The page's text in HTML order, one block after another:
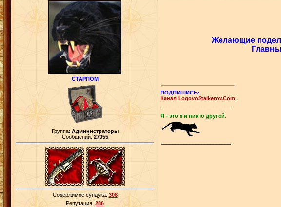
СТАРПОМ
Группа: Администраторы
Сообщений: 27055
Содержимое сундука: 308
Репутация: 286
Желающие
ПОДПИШИСЬ:
Канал LogovoStalkerov.Com
Я - это я и никто другой.